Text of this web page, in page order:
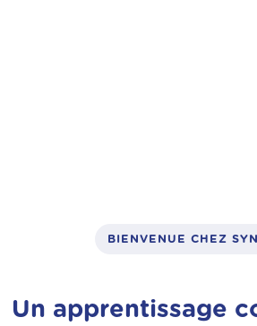
BIENVENUE CHEZ
Un apprentissage